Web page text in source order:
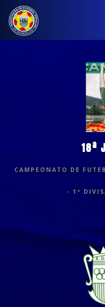
CLUBES
18ª
CAMPEONATO DE
- 1º